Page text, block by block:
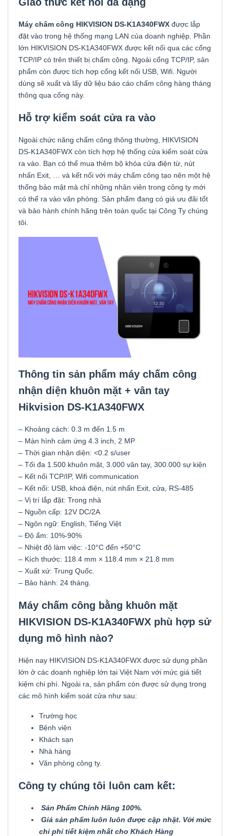
Máy châm công HIKVISION DS-K1A340FWX được lắp
đặt vào trong hệ thống mạng LAN của doanh nghiệp. Phần
lớn HIKVISION DS-K1A340FWX được kết nối qua các cổng
TCP/IP có trên thiết bị chấm công. Ngoài cổng TCP/IP, sản
phẩm còn được tích hợp cổng kết nối USB, Wifi. Người
dùng sẽ xuất và lấy dữ liệu báo cáo chấm công hàng tháng
thông qua cổng này.
Hỗ trợ kiểm soát cửa ra vào
Ngoài chức năng chấm công thông thường, HIKVISION
DS-K1A340FWX còn tích hợp hệ thống cửa kiểm soát cửa
ra vào. Bạn có thể mua thêm bộ khóa cửa điện từ , nút
nhấn Exit, … và kết nối với máy chấm công tạo nên một hệ
thống bảo mật mà chỉ những nhân viên trong công ty mới
có thể ra vào văn phòng. Sản phẩm đang có giá ưu đãi tốt
và bảo hành chính hãng trên toàn quốc tại Công Ty chúng
tôi.
Thông tin sản phẩm máy chấm công
nhận diện khuôn mặt + vân tay
Hikvision DS-K1A340FWX
– Khoảng cách: 0.3 m đến 1.5 m
– Màn hình cảm ứng 4.3 inch, 2 MP
– Thời gian nhận diện: <0.2 s/user
– Tối đa 1.500 khuôn mặt, 3.000 vân tay, 300.000 sự kiện
– Kết nối TCP/IP, Wifi communication
– Kết nối: USB, khoá điện, nút nhấn Exit, cửa, RS-485
– Vị trí lắp đặt: Trong nhà
– Nguồn cấp: 12V DC/2A
– Ngôn ngữ: English, Tiếng Việt
– Độ ẩm: 10%-90%
– Nhiệt độ làm việc: -10°C đến +50°C
– Kích thước: 118.4 mm × 118.4 mm × 21.8 mm
– Xuất xứ: Trung Quốc.
– Bảo hành: 24 tháng.
Máy chấm công bằng khuôn mặt
HIKVISION DS-K1A340FWX phù hợp sử
dụng mô hình nào?
Hiện nay HIKVISION DS-K1A340FWX được sử dụng phần
lớn ở các doanh nghiệp lớn tại Việt Nam với mức giá tiết
kiệm chi phí. Ngoài ra, sản phẩm còn được sử dụng trong
các mô hình kiểm soát cửa như sau:
Trường học
Bệnh viện
Khách sạn
Nhà hàng
Văn phòng công ty.
Công ty chúng tôi luôn cam kết:
Sản Phẩm Chính Hãng 100%.
Giá sản phẩm luôn luôn được cập nhật. Với mức
chi phí tiết kiệm nhất cho Khách Hàng